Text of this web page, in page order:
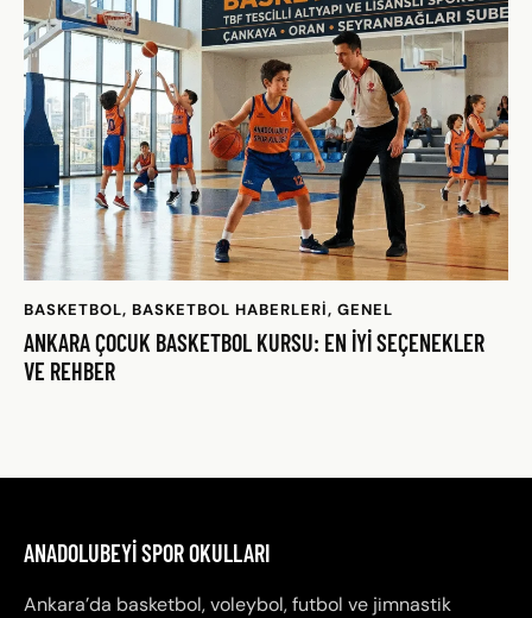
BASKETBOL, BASKETBOL HABERLERI, GENEL
ANKARA ÇOCUK BASKETBOL KURSU: EN İYI SEÇENEKLER
VE REHBER
ANADOLUBEYI SPOR OKULLARI
Ankara’da basketbol, voleybol, futbol ve jimnastik